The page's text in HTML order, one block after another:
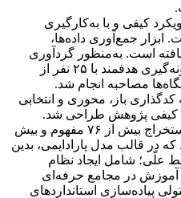
کیفی و با به‌کارگیری
ابزار جمع‌آوری داده‌ها،
است. به‌منظور گردآوری
اطلاعات، با به‌کارگیری روش نمونه‌گیری هدفمند با ۲۵ نفر از
مصاحبه انجام شد.
باز، محوری و انتخابی
کیفی پژوهش طراحی شد.
نتایج پژوهش حاضر، به استخراج بیش از ۷۶ مفهوم و بیش
منجر شد که در قالب مدل پارادایمی، بدین
علّی؛ شامل ایجاد نظام
آموزش در مجامع حرفه‌ای
پیاده‌سازی استانداردهای